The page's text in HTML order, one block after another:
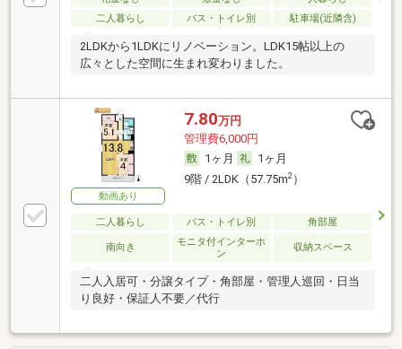
二人暮らし
バス・トイレ別 駐車場(近隣含)
2LDKから1LDKにリノベーション。LDK15帖以上の
広々とした空間に生まれ変わりました。
動画あり
7.80万円
管理費6,000円
1ヶ月
1ヶ月
9階 / 2LDK（57.75m2）
二人暮らし バス・トイレ別 角部屋
南向き
モニタ付インターホ
ン
収納スペース
二人入居可・分譲タイプ・角部屋・管理人巡回・日当
り良好・保証人不要／代行